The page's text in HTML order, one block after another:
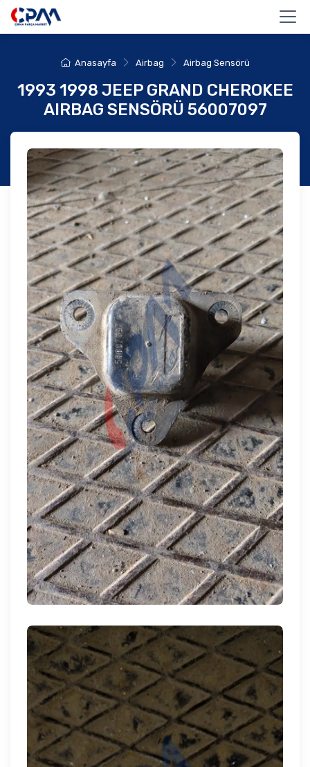
Anasayfa Airbag Airbag Sensörü
1993 1998 JEEP GRAND CHEROKEE
AIRBAG SENSÖRÜ 56007097